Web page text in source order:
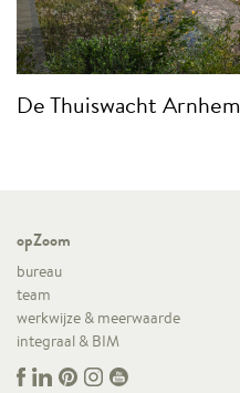
De Thuiswacht Arnhem
opZoom
bureau
team
werkwijze & meerwaarde
integraal & BIM